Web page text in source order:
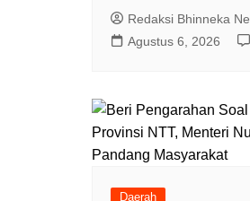
Redaksi Bhinneka
Agustus 6, 2026
Daerah